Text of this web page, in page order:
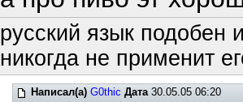
русский язык подобен
никогда не применит
Написал(а) G0thic Дата30.05.05 06:20